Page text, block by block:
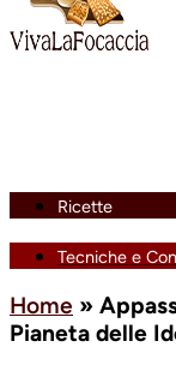
Ricette
Tecniche e
Home »
Pianeta delle